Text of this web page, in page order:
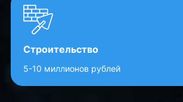
Строительство
5-10 миллионов рублей